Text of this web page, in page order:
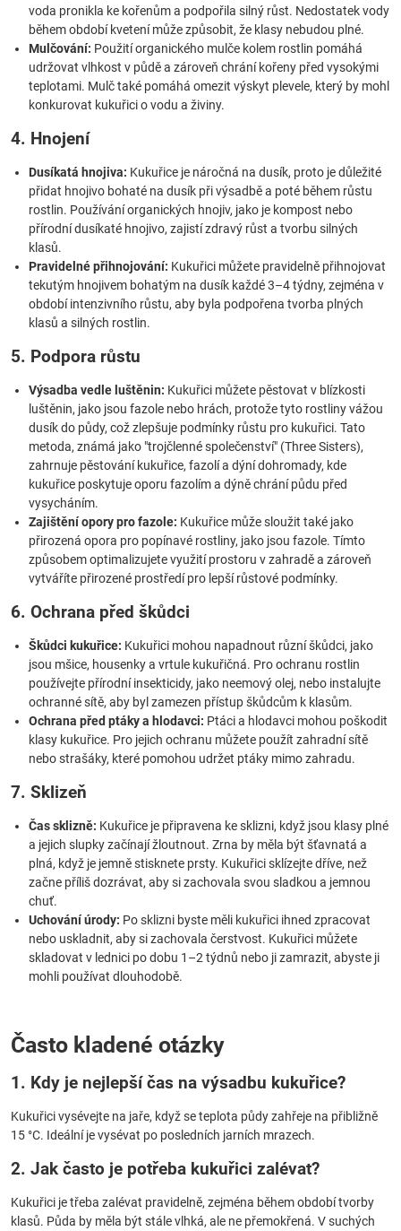
voda pronikla ke kořenům a podpořila silný růst. Nedostatek vody
během období kvetení může způsobit, že klasy nebudou plné.
Mulčování: Použití organického mulče kolem rostlin pomáhá
udržovat vlhkost v půdě a zároveň chrání kořeny před vysokými
teplotami. Mulč také pomáhá omezit výskyt plevele, který by mohl
konkurovat kukuřici o vodu a živiny.
4. Hnojení
Dusíkatá hnojiva: Kukuřice je náročná na dusík, proto je důležité
přidat hnojivo bohaté na dusík při výsadbě a poté během růstu
rostlin. Používání organických hnojiv, jako je kompost nebo
přírodní dusíkaté hnojivo, zajistí zdravý růst a tvorbu silných
klasů.
Pravidelné přihnojování: Kukuřici můžete pravidelně přihnojovat
tekutým hnojivem bohatým na dusík každé 3–4 týdny, zejména v
období intenzivního růstu, aby byla podpořena tvorba plných
klasů a silných rostlin.
5. Podpora růstu
Výsadba vedle luštěnin: Kukuřici můžete pěstovat v blízkosti
luštěnin, jako jsou fazole nebo hrách, protože tyto rostliny vážou
dusík do půdy, což zlepšuje podmínky růstu pro kukuřici. Tato
metoda, známá jako "trojčlenné společenství" (Three Sisters),
zahrnuje pěstování kukuřice, fazolí a dýní dohromady, kde
kukuřice poskytuje oporu fazolím a dýně chrání půdu před
vysycháním.
Zajištění opory pro fazole: Kukuřice může sloužit také jako
přirozená opora pro popínavé rostliny, jako jsou fazole. Tímto
způsobem optimalizujete využití prostoru v zahradě a zároveň
vytváříte přirozené prostředí pro lepší růstové podmínky.
6. Ochrana před škůdci
Škůdci kukuřice: Kukuřici mohou napadnout různí škůdci, jako
jsou mšice, housenky a vrtule kukuřičná. Pro ochranu rostlin
používejte přírodní insekticidy, jako neemový olej, nebo instalujte
ochranné sítě, aby byl zamezen přístup škůdcům k klasům.
Ochrana před ptáky a hlodavci: Ptáci a hlodavci mohou poškodit
klasy kukuřice. Pro jejich ochranu můžete použít zahradní sítě
nebo strašáky, které pomohou udržet ptáky mimo zahradu.
7. Sklizeň
Čas sklizně: Kukuřice je připravena ke sklizni, když jsou klasy plné
a jejich slupky začínají žloutnout. Zrna by měla být šťavnatá a
plná, když je jemně stisknete prsty. Kukuřici sklízejte dříve, než
začne příliš dozrávat, aby si zachovala svou sladkou a jemnou
chuť.
Uchování úrody: Po sklizni byste měli kukuřici ihned zpracovat
nebo uskladnit, aby si zachovala čerstvost. Kukuřici můžete
skladovat v lednici po dobu 1–2 týdnů nebo ji zamrazit, abyste ji
mohli používat dlouhodobě.
Často kladené otázky
1. Kdy je nejlepší čas na výsadbu kukuřice?
Kukuřici vysévejte na jaře, když se teplota půdy zahřeje na přibližně
15 °C. Ideální je vysévat po posledních jarních mrazech.
2. Jak často je potřeba kukuřici zalévat?
Kukuřici je třeba zalévat pravidelně, zejména během období tvorby
klasů. Půda by měla být stále vlhká, ale ne přemokřená. V suchých